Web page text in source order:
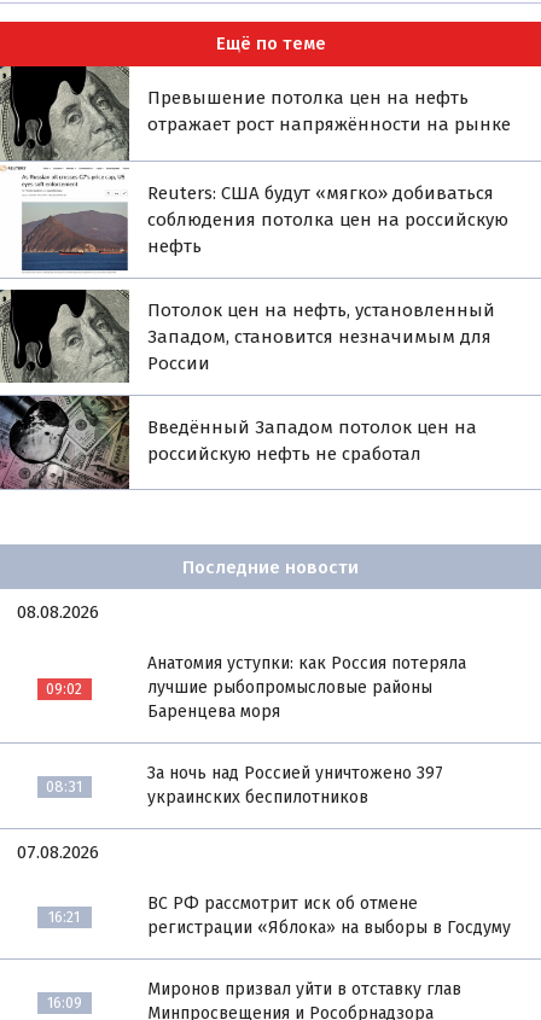
Ещё по теме
Превышение потолка цен на нефть
отражает рост напряжённости на рынке
Reuters: США будут «мягко» добиваться
соблюдения потолка цен на российскую
нефть
Потолок цен на нефть, установленный
Западом, становится незначимым для
России
Введённый Западом потолок цен на
российскую нефть не сработал
Последние новости
08.08.2026
09:02
Анатомия уступки: как Россия потеряла
лучшие рыбопромысловые районы
Баренцева моря
08:31
За ночь над Россией уничтожено 397
украинских беспилотников
07.08.2026
16:21
ВС РФ рассмотрит иск об отмене
регистрации «Яблока» на выборы в Госдуму
16:09
Миронов призвал уйти в отставку глав
Минпросвещения и Рособрнадзора